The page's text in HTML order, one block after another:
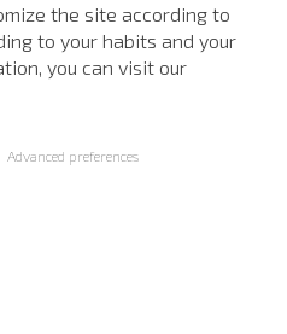
the site according to
to your habits and your
you can visit our
Advanced preferences